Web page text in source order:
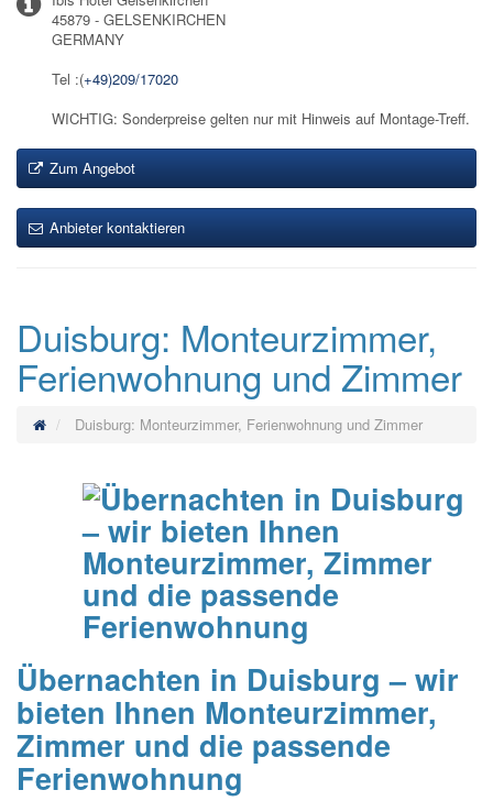
45879 - GELSENKIRCHEN
GERMANY
Tel :(+49)209/17020
WICHTIG: Sonderpreise gelten nur mit Hinweis auf Montage-Treff.
Zum Angebot
Anbieter kontaktieren
Duisburg: Monteurzimmer,
Ferienwohnung und Zimmer
Duisburg: Monteurzimmer, Ferienwohnung und Zimmer
Übernachten in Duisburg – wir
bieten Ihnen Monteurzimmer,
Zimmer und die passende
Ferienwohnung